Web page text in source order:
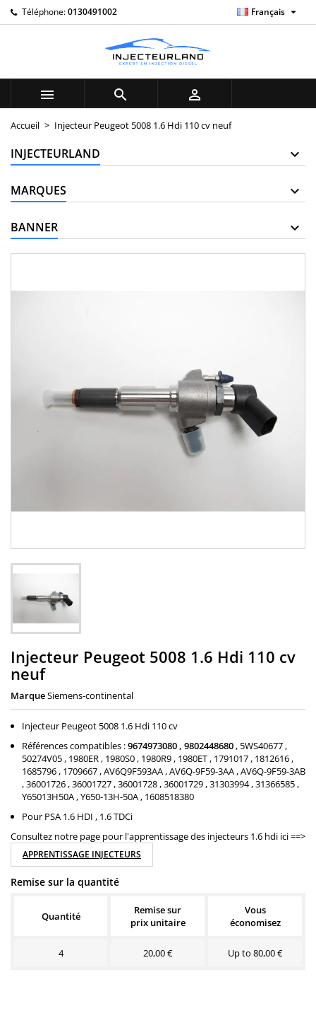
Téléphone:0130491002 Français 
  
Accueil Injecteur Peugeot 5008 1.6 Hdi 110 cv neuf
INJECTEURLAND
MARQUES
BANNER
Injecteur Peugeot 5008 1.6 Hdi 110 cv
neuf
MarqueSiemens-continental
Injecteur Peugeot 5008 1.6 Hdi 110 cv
Références compatibles :9674973080 , 9802448680, 5WS40677 ,
50274V05 , 1980ER , 1980S0 , 1980R9 , 1980ET , 1791017 , 1812616 ,
1685796 , 1709667 , AV6Q9F593AA , AV6Q-9F59-3AA , AV6Q-9F59-3AB
, 36001726 , 36001727 , 36001728 , 36001729 , 31303994 , 31366585 ,
Y65013H50A , Y650-13H-50A , 1608518380
Pour PSA 1.6 HDI , 1.6 TDCi
Consultez notre page pour l'apprentissage des injecteurs 1.6 hdi ici ==>
APPRENTISSAGE INJECTEURS
Remise sur la quantité
Quantité
Remise sur
prix unitaire
Vous
économisez
4 20,00 € Up to 80,00 €
My wishlists ×
add_circle_outline
((title)) ×
Connexion ×
Vous devez être connecté pour ajouter des produits à
votre liste d'envies.
((cancelText)) ((loginText))